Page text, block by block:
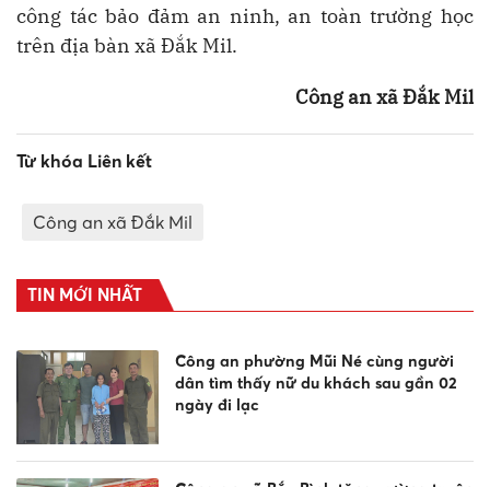
công tác bảo đảm an ninh, an toàn trường học
trên địa bàn xã Đắk Mil.
Công an xã Đắk Mil
Từ khóa Liên kết
Công an xã Đắk Mil
TIN MỚI NHẤT
Công an phường Mũi Né cùng người
dân tìm thấy nữ du khách sau gần 02
ngày đi lạc